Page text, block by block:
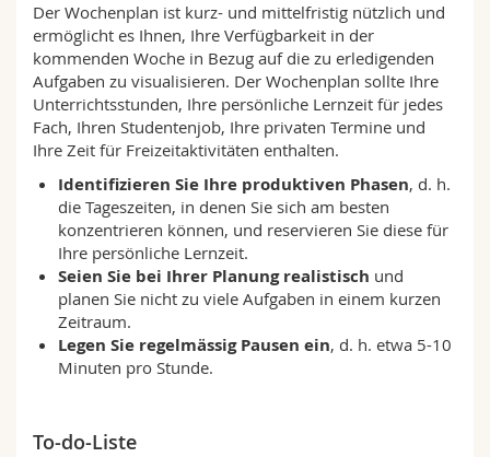
Der Wochenplan ist kurz- und mittelfristig nützlich und
ermöglicht es Ihnen, Ihre Verfügbarkeit in der
kommenden Woche in Bezug auf die zu erledigenden
Aufgaben zu visualisieren. Der Wochenplan sollte Ihre
Unterrichtsstunden, Ihre persönliche Lernzeit für jedes
Fach, Ihren Studentenjob, Ihre privaten Termine und
Ihre Zeit für Freizeitaktivitäten enthalten.
Identifizieren Sie Ihre produktiven Phasen, d. h.
die Tageszeiten, in denen Sie sich am besten
konzentrieren können, und reservieren Sie diese für
Ihre persönliche Lernzeit.
Seien Sie bei Ihrer Planung realistisch und
planen Sie nicht zu viele Aufgaben in einem kurzen
Zeitraum.
Legen Sie regelmässig Pausen ein, d. h. etwa 5-10
Minuten pro Stunde.
To-do-Liste